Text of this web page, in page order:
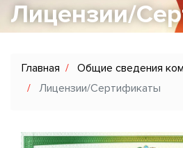
Лицензии/
Главная
Общие сведения
Лицензии/Сертификаты